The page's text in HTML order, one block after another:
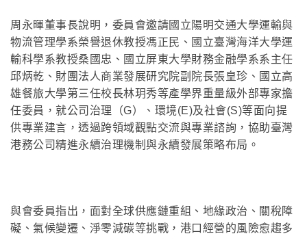
周永暉董事長說明，委員會邀請國立陽明交通大學運輸與
物流管理學系榮譽退休教授馮正民、國立臺灣海洋大學運
輸科學系教授桑國忠、國立屏東大學財務金融學系系主任
邱炳乾、財團法人商業發展研究院副院長張皇珍、國立高
雄餐旅大學第三任校長林玥秀等產學界重量級外部專家擔
任委員，就公司治理（G）、環境(E)及社會(S)等面向提
供專業建言，透過跨領域觀點交流與專業諮詢，協助臺灣
港務公司精進永續治理機制與永續發展策略布局。
與會委員指出，面對全球供應鏈重組、地緣政治、關稅障
礙、氣候變遷、淨零減碳等挑戰，港口經營的風險愈趨多